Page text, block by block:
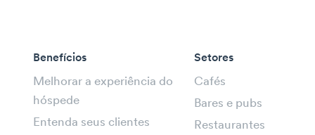
Benefícios
Melhorar a experiência do
hóspede
Entenda seus clientes
Setores
Cafés
Bares e pubs
Restaurantes